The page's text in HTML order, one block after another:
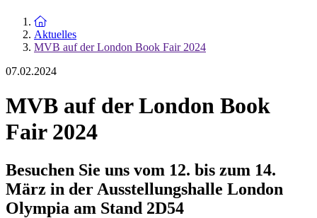
Zur Startseite
Aktuelles
MVB auf der London Book Fair 2024
07.02.2024
MVB auf der London Book
Fair 2024
Besuchen Sie uns vom 12. bis zum 14.
März in der Ausstellungshalle London
Olympia am Stand 2D54